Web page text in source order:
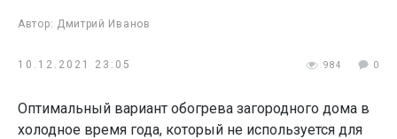
Автор: Дмитрий Иванов
10.12.2021 23:05 984 0
Оптимальный вариант обогрева загородного дома в
холодное время года, который не используется для